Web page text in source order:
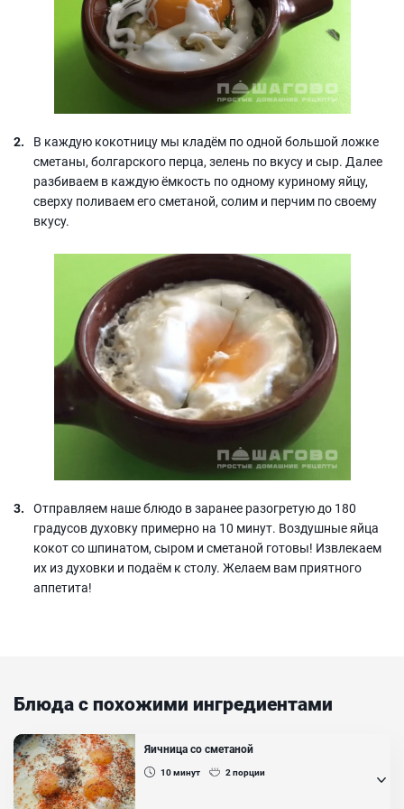
В каждую кокотницу мы кладём по одной большой ложке
сметаны, болгарского перца, зелень по вкусу и сыр. Далее
разбиваем в каждую ёмкость по одному куриному яйцу,
сверху поливаем его сметаной, солим и перчим по своему
вкусу.
Отправляем наше блюдо в заранее разогретую до 180
градусов духовку примерно на 10 минут. Воздушные яйца
кокот со шпинатом, сыром и сметаной готовы! Извлекаем
их из духовки и подаём к столу. Желаем вам приятного
аппетита!
Блюда с похожими ингредиентами
Яичница со сметаной
10минут 2порции